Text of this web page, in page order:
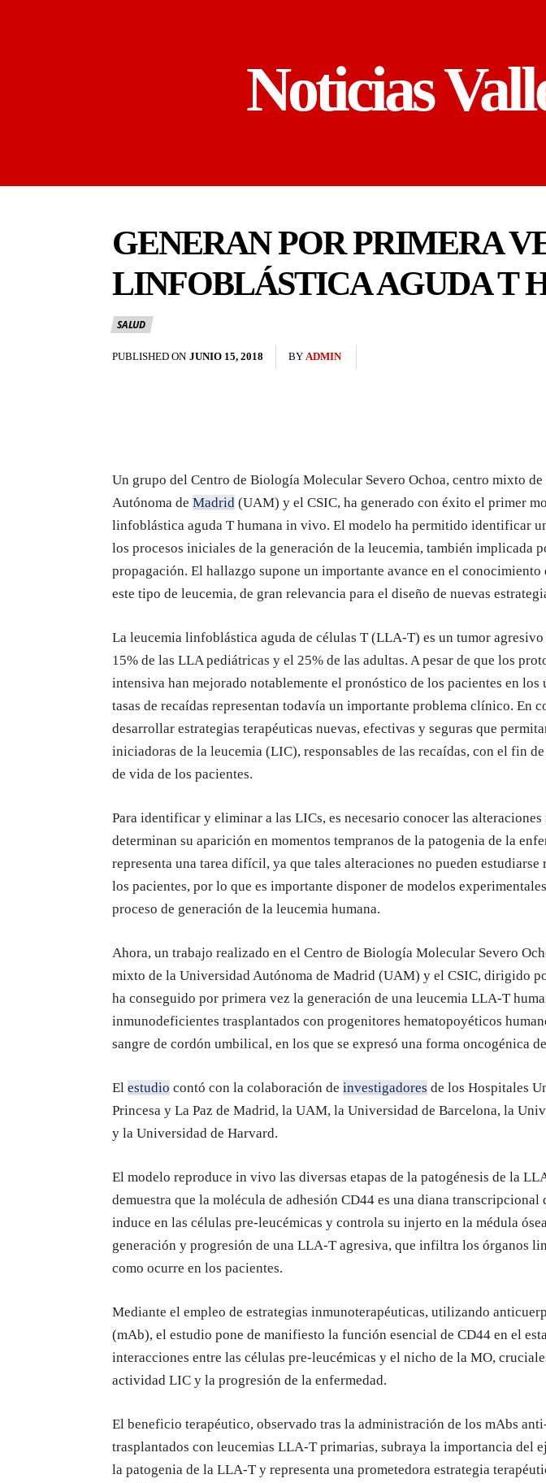
Noticias
GENERAN POR PRIMERA
LINFOBLÁSTICA AGUDA T
SALUD
PUBLISHED ON JUNIO 15, 2018 BY ADMIN
Un grupo del Centro de Biología Molecular Severo Ochoa, centro mixto
Autónoma de Madrid (UAM) y el CSIC, ha generado con éxito el primer
linfoblástica aguda T humana in vivo. El modelo ha permitido identificar
los procesos iniciales de la generación de la leucemia, también implicada
propagación. El hallazgo supone un importante avance en el conocimiento
este tipo de leucemia, de gran relevancia para el diseño de nuevas
La leucemia linfoblástica aguda de células T (LLA-T) es un tumor agresivo
15% de las LLA pediátricas y el 25% de las adultas. A pesar de que los
intensiva han mejorado notablemente el pronóstico de los pacientes en los
tasas de recaídas representan todavía un importante problema clínico. En
desarrollar estrategias terapéuticas nuevas, efectivas y seguras que
iniciadoras de la leucemia (LIC), responsables de las recaídas, con el fin
de vida de los pacientes.
Para identificar y eliminar a las LICs, es necesario conocer las alteraciones
determinan su aparición en momentos tempranos de la patogenia de la
representa una tarea difícil, ya que tales alteraciones no pueden estudiarse
los pacientes, por lo que es importante disponer de modelos
proceso de generación de la leucemia humana.
Ahora, un trabajo realizado en el Centro de Biología Molecular Severo
mixto de la Universidad Autónoma de Madrid (UAM) y el CSIC, dirigido
ha conseguido por primera vez la generación de una leucemia LLA-T
inmunodeficientes trasplantados con progenitores hematopoyéticos
sangre de cordón umbilical, en los que se expresó una forma oncogénica
El estudio contó con la colaboración de investigadores de los Hospitales
Princesa y La Paz de Madrid, la UAM, la Universidad de Barcelona, la
y la Universidad de Harvard.
El modelo reproduce in vivo las diversas etapas de la patogénesis de la
demuestra que la molécula de adhesión CD44 es una diana transcripcional
induce en las células pre-leucémicas y controla su injerto en la médula
generación y progresión de una LLA-T agresiva, que infiltra los órganos
como ocurre en los pacientes.
Mediante el empleo de estrategias inmunoterapéuticas, utilizando
(mAb), el estudio pone de manifiesto la función esencial de CD44 en el
interacciones entre las células pre-leucémicas y el nicho de la MO,
actividad LIC y la progresión de la enfermedad.
El beneficio terapéutico, observado tras la administración de los mAbs
trasplantados con leucemias LLA-T primarias, subraya la importancia del
la patogenia de la LLA-T y representa una prometedora estrategia